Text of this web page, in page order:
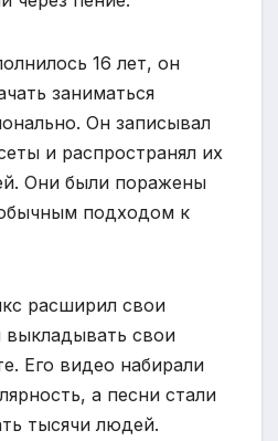
16 лет, он
заниматься
Он записывал
и распространял их
Они были поражены
подходом к
расширил свои
выкладывать свои
Его видео набирали
а песни стали
тысячи людей.